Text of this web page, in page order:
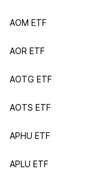
AOM ETF
AOR ETF
AOTG ETF
AOTS ETF
APHU ETF
APLU ETF